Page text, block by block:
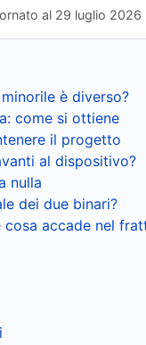
al 29 luglio 2026
è diverso?
come si ottiene
il progetto
al dispositivo?
nulla
dei due binari?
cosa accade nel